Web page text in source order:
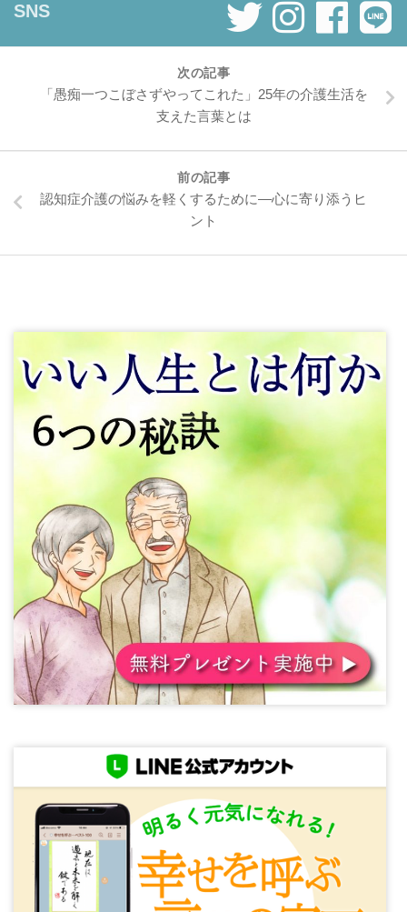
SNS
次の記事
「愚痴一つこぼさずやってこれた」25年の介護生活を
支えた言葉とは
前の記事
認知症介護の悩みを軽くするために—心に寄り添うヒ
ント